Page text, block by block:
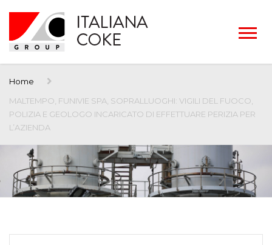
Home
MALTEMPO, FUNIVIE SPA, SOPRALLUOGHI: VIGILI DEL FUOCO,
POLIZIA E GEOLOGO INCARICATO DI EFFETTUARE PERIZIA PER
L’AZIENDA